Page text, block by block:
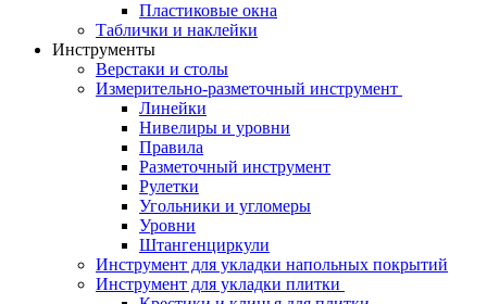
Пластиковые окна
Таблички и наклейки
Инструменты
Верстаки и столы
Измерительно-разметочный инструмент
Линейки
Нивелиры и уровни
Правила
Разметочный инструмент
Рулетки
Угольники и угломеры
Уровни
Штангенциркули
Инструмент для укладки напольных покрытий
Инструмент для укладки плитки